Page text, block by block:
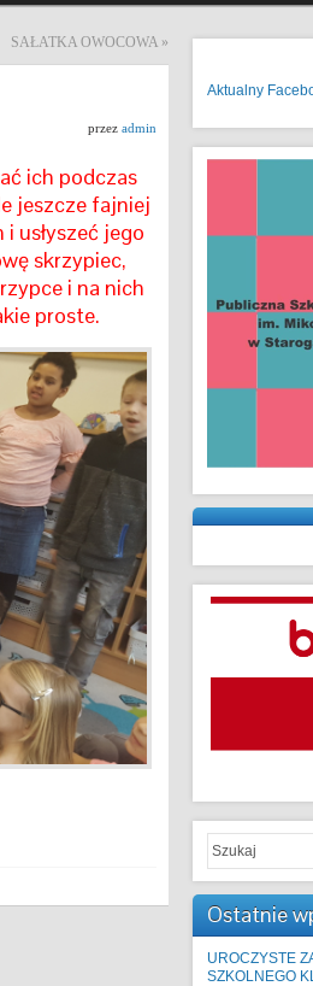
SAŁATKA OWOCOWA »
przez admin
ich podczas
jeszcze fajniej
usłyszeć jego
skrzypiec,
i na nich
proste.
Aktualny
Ostatnie
UROCZYSTE
SZKOLNEGO